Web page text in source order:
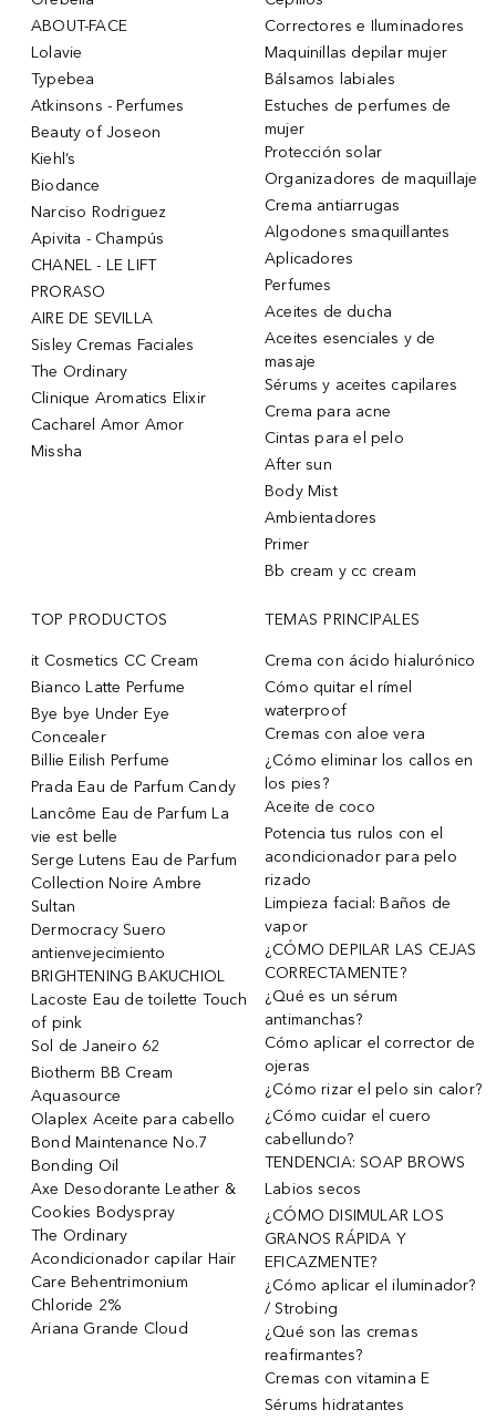
ABOUT-FACE
Lolavie
Typebea
Atkinsons - Perfumes
Beauty of Joseon
Kiehl’s
Biodance
Narciso Rodriguez
Apivita - Champús
CHANEL - LE LIFT
PRORASO
AIRE DE SEVILLA
Sisley Cremas Faciales
The Ordinary
Clinique Aromatics Elixir
Cacharel Amor Amor
Missha
Correctores e Iluminadores
Maquinillas depilar mujer
Bálsamos labiales
Estuches de perfumes de
mujer
Protección solar
Organizadores de maquillaje
Crema antiarrugas
Algodones smaquillantes
Aplicadores
Perfumes
Aceites de ducha
Aceites esenciales y de
masaje
Sérums y aceites capilares
Crema para acne
Cintas para el pelo
After sun
Body Mist
Ambientadores
Primer
Bb cream y cc cream
TOP PRODUCTOS
it Cosmetics CC Cream
Bianco Latte Perfume
Bye bye Under Eye
Concealer
Billie Eilish Perfume
Prada Eau de Parfum Candy
Lancôme Eau de Parfum La
vie est belle
Serge Lutens Eau de Parfum
Collection Noire Ambre
Sultan
Dermocracy Suero
antienvejecimiento
BRIGHTENING BAKUCHIOL
Lacoste Eau de toilette Touch
of pink
Sol de Janeiro 62
Biotherm BB Cream
Aquasource
Olaplex Aceite para cabello
Bond Maintenance No.7
Bonding Oil
Axe Desodorante Leather &
Cookies Bodyspray
The Ordinary
Acondicionador capilar Hair
Care Behentrimonium
Chloride 2%
Ariana Grande Cloud
TEMAS PRINCIPALES
Crema con ácido hialurónico
Cómo quitar el rímel
waterproof
Cremas con aloe vera
¿Cómo eliminar los callos en
los pies?
Aceite de coco
Potencia tus rulos con el
acondicionador para pelo
rizado
Limpieza facial: Baños de
vapor
¿CÓMO DEPILAR LAS CEJAS
CORRECTAMENTE?
¿Qué es un sérum
antimanchas?
Cómo aplicar el corrector de
ojeras
¿Cómo rizar el pelo sin calor?
¿Cómo cuidar el cuero
cabellundo?
TENDENCIA: SOAP BROWS
Labios secos
¿CÓMO DISIMULAR LOS
GRANOS RÁPIDA Y
EFICAZMENTE?
¿Cómo aplicar el iluminador?
/ Strobing
¿Qué son las cremas
reafirmantes?
Cremas con vitamina E
Sérums hidratantes